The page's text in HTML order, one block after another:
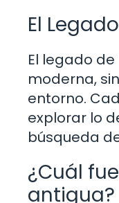
El
El legado
moderna,
entorno.
explorar lo
búsqueda
¿Cuál
antigua?